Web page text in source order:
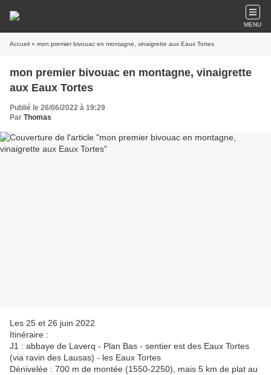
MENU
Accueil » mon premier bivouac en montagne, vinaigrette aux Eaux Tortes
mon premier bivouac en montagne, vinaigrette
aux Eaux Tortes
Publié le 26/06/2022 à 19:29
Par Thomas
Les 25 et 26 juin 2022
Itinéraire :
J1 : abbaye de Laverq - Plan Bas - sentier est des Eaux Tortes
(via ravin des Lausas) - les Eaux Tortes
Dénivelée : 700 m de montée (1550-2250), mais 5 km de plat au